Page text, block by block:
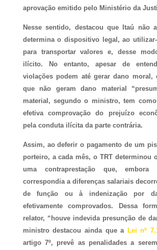
aprovação emitido pelo Ministério da
Nesse sentido, destacou que Itaú não
determina o dispositivo legal, ao
para transportar valores e, desse
ilícito. No entanto, apesar de
violações podem até gerar dano moral,
que não geram dano material
material, segundo o ministro, tem
efetiva comprovação do prejuízo
pela conduta ilícita da parte contrária.
Assim, ao deferir o pagamento de um
porteiro, a cada mês, o TRT determinou
uma contraprestação que, embora
correspondia a diferenças salariais
de função ou à indenização por
efetivamente comprovados. Dessa
relator, “houve indevida presunção de
ministro destacou ainda que a Lei nº
artigo 7º, prevê as penalidades a